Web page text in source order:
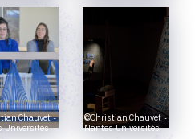
Chauvet -
Universités
©Christian Chauvet -
Nantes Universités